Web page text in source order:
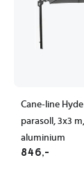
Cane-line
parasoll, 3x3
aluminium
846,-